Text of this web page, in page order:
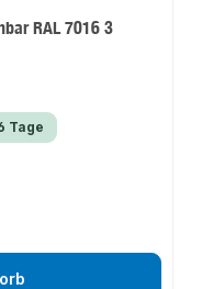
RAL 7016 3
Tage